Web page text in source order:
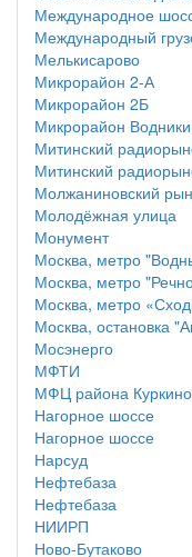
Международное
Международный
Мелькисарово
Микрорайон 2-А
Микрорайон 2Б
Микрорайон Водники
Митинский
Митинский
Молжаниновский
Молодёжная улица
Монумент
Москва, метро
Москва, метро
Москва, метро
Москва, остановка
Мосэнерго
МФТИ
МФЦ района Куркино
Нагорное шоссе
Нагорное шоссе
Нарсуд
Нефтебаза
Нефтебаза
НИИРП
Ново-Бутаково